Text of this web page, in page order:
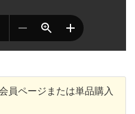
員ページまたは単品購入